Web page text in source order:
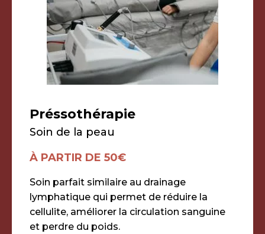
Préssothérapie
Soin de la peau
À PARTIR DE 50€
Soin parfait similaire au drainage
lymphatique qui permet de réduire la
cellulite, améliorer la circulation sanguine
et perdre du poids.